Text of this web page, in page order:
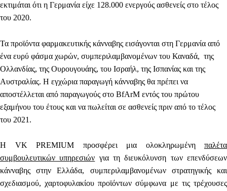
εκτιμάται ότι η Γερμανία είχε 128.000 ενεργούς ασθενείς στο τέλος
του 2020.
Τα προϊόντα φαρμακευτικής κάνναβης εισάγονται στη Γερμανία από
ένα ευρύ φάσμα χωρών, συμπεριλαμβανομένων του Καναδά, της
Ολλανδίας, της Ουρουγουάης, του Ισραήλ, της Ισπανίας και της
Αυστραλίας. Η εγχώρια παραγωγή κάνναβης θα πρέπει να
αποστέλλεται από παραγωγούς στο BfArM εντός του πρώτου
εξαμήνου του έτους και να πωλείται σε ασθενείς πριν από το τέλος
του 2021.
Η VK PREMIUM προσφέρει μια ολοκληρωμένη παλέτα
συμβουλευτικών υπηρεσιών για τη διευκόλυνση των επενδύσεων
κάνναβης στην Ελλάδα, συμπεριλαμβανομένων στρατηγικής και
σχεδιασμού, χαρτοφυλακίου προϊόντων σύμφωνα με τις τρέχουσες